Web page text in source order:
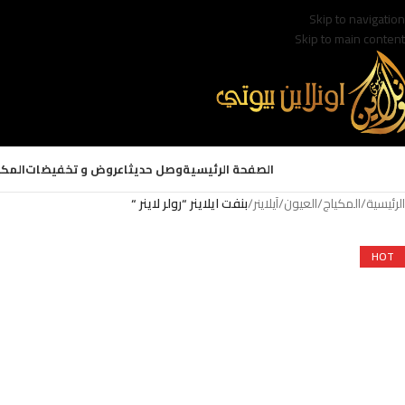
Skip to navigation
Skip to main content
الصفحة الرئيسيةوصل حديثاعروض و تخفيضات
الرئيسية/المكياج/العيون/آيلاينر/بنفت ايلاينر “رولر لاينر “
HOT